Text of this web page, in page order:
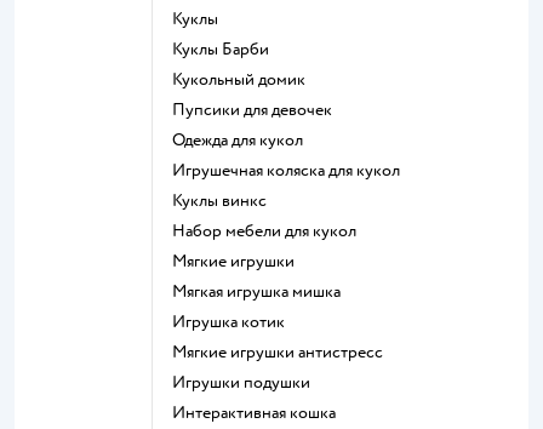
Куклы
Куклы Барби
Кукольный домик
Пупсики для девочек
Одежда для кукол
Игрушечная коляска для кукол
Куклы винкс
Набор мебели для кукол
Мягкие игрушки
Мягкая игрушка мишка
Игрушка котик
Мягкие игрушки антистресс
Игрушки подушки
Интерактивная кошка